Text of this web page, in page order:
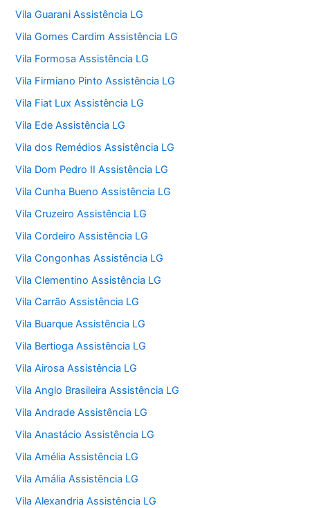
Vila Guarani Assistência LG
Vila Gomes Cardim Assistência LG
Vila Formosa Assistência LG
Vila Firmiano Pinto Assistência LG
Vila Fiat Lux Assistência LG
Vila Ede Assistência LG
Vila dos Remédios Assistência LG
Vila Dom Pedro II Assistência LG
Vila Cunha Bueno Assistência LG
Vila Cruzeiro Assistência LG
Vila Cordeiro Assistência LG
Vila Congonhas Assistência LG
Vila Clementino Assistência LG
Vila Carrão Assistência LG
Vila Buarque Assistência LG
Vila Bertioga Assistência LG
Vila Airosa Assistência LG
Vila Anglo Brasileira Assistência LG
Vila Andrade Assistência LG
Vila Anastácio Assistência LG
Vila Amélia Assistência LG
Vila Amália Assistência LG
Vila Alexandria Assistência LG